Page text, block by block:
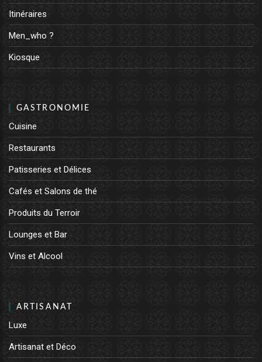
Itinéraires
Men_who ?
Kiosque
GASTRONOMIE
Cuisine
Restaurants
Patisseries et Délices
Cafés et Salons de thé
Produits du Terroir
Lounges et Bar
Vins et Alcool
ARTISANAT
Luxe
Artisanat et Déco